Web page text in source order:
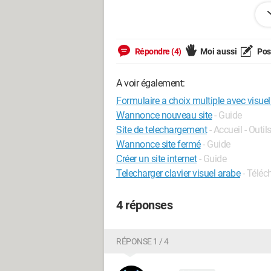
Exemple simple: photo de veste de
Je cherche des tutoriaux pour faire
Si les modo avaient l'extreme
de moderer et deplacer un sujet qui
dans la categorie "jardinage" ce serais
Répondre (4) Moi aussi
A voir également:
Formulaire a choix multiple avec
Wannonce nouveau site- Guide
Site de telechargement - Accueil - Outils
Wannonce site fermé- Guide
Créer un site internet - Guide
Telecharger clavier visuel arabe -
4 réponses
RÉPONSE 1 / 4